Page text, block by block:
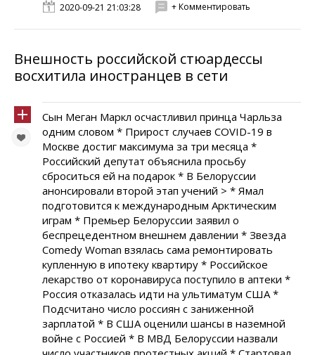
2020-09-21 21:03:28 + Комментировать
Внешность российской стюардессы
восхитила иностранцев в сети
Сын Меган Маркл осчастливил принца Чарльза
одним словом * Прирост случаев COVID-19 в
Москве достиг максимума за три месяца *
Российский депутат объяснила просьбу
сброситься ей на подарок * В Белоруссии
анонсировали второй этап учений > * Ямал
подготовится к международным Арктическим
играм * Премьер Белоруссии заявил о
беспрецедентном внешнем давлении * Звезда
Comedy Woman взялась сама ремонтировать
купленную в ипотеку квартиру * Российское
лекарство от коронавируса поступило в аптеки *
Россия отказалась идти на ультиматум США *
Подсчитано число россиян с заниженной
зарплатой * В США оценили шансы в наземной
войне с Россией * В МВД Белоруссии назвали